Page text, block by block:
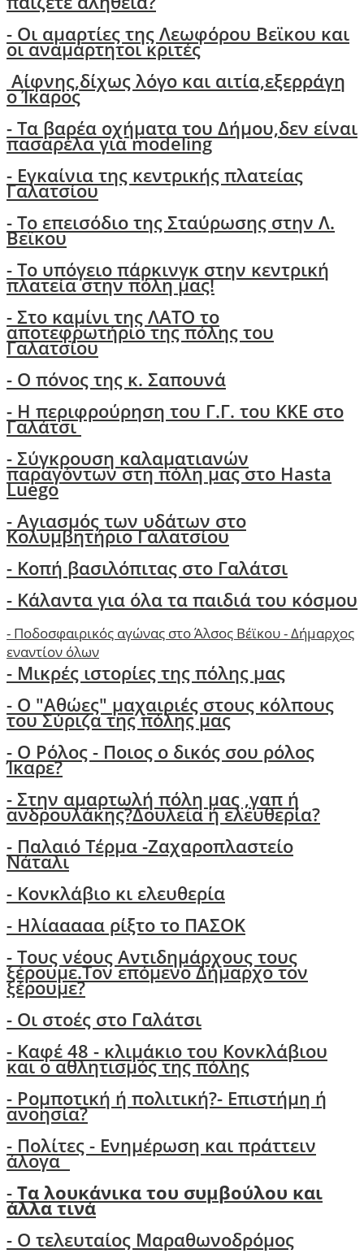
- Οι αμαρτίες της Λεωφόρου Βεϊκου και
οι αναμάρτητοι κριτές
Αίφνης,δίχως λόγο και αιτία,εξερράγη
ο Ίκαρος
- Tα βαρέα οχήματα του Δήμου,δεν είναι
πασαρέλα για modeling
- Εγκαίνια της κεντρικής πλατείας
Γαλατσίου
- Το επεισόδιο της Σταύρωσης στην Λ.
Βεϊκου
- Το υπόγειο πάρκινγκ στην κεντρική
πλατεία στην πόλη μας!
- Στο καμίνι της ΛΑΤΟ το
αποτεφρωτήριο της πόλης του
Γαλατσίου
- Ο πόνος της κ. Σαπουνά
- H περιφρούρηση του Γ.Γ. του ΚΚΕ στο
Γαλάτσι
-Σύγκρουση καλαματιανών
παραγόντων στη πόλη μας στο Hasta
Luego
- Αγιασμός των υδάτων στο
Κολυμβητήριο Γαλατσίου
- Κοπή βασιλόπιτας στο Γαλάτσι
- Κάλαντα για όλα τα παιδιά του κόσμου
- Ποδοσφαιρικός αγώνας στο Άλσος Βέϊκου - Δήμαρχος
εναντίον όλων
- Μικρές ιστορίες της πόλης μας
- Ο "Αθώες" μαχαιριές στους κόλπους
του Σύριζα της πόλης μας
- Ο Ρόλος - Ποιος ο δικός σου ρόλος
Ίκαρε?
- Στην αμαρτωλή πόλη μας ,γαπ ή
ανδρουλάκης?Δουλεία ή ελευθερία?
- Παλαιό Τέρμα -Ζαχαροπλαστείο
Νάταλι
- Κονκλάβιο κι ελευθερία
- Ηλίααααα ρίξτο το ΠΑΣΟΚ
-Τους νέους Αντιδημάρχους τους
ξέρουμε.Τον επόμενο Δήμαρχο τον
ξέρουμε?
- Οι στοές στο Γαλάτσι
- Καφέ 48 - κλιμάκιο του Κονκλάβιου
και ο αθλητισμός της πόλης
- Ρομποτική ή πολιτική?- Επιστήμη ή
ανοησία?
- Πολίτες - Ενημέρωση και πράττειν
άλογα
-Τα λουκάνικα του συμβούλου και
άλλα τινά
- Ο τελευταίος Μαραθωνοδρόμος